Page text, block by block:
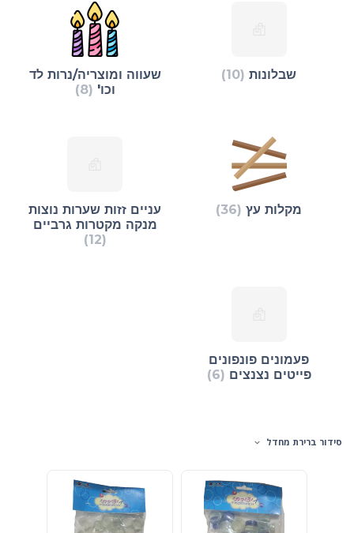
שבלונות (10)
שעווה ומוצריה/נרות לד
וכו' (8)
מקלות עץ (36)
עניים זזות שערות נוצות
מנקה מקטרות גרביים
(12)
פעמונים פונפונים
פייטים נצנצים (6)
סידור ברירת מחדל